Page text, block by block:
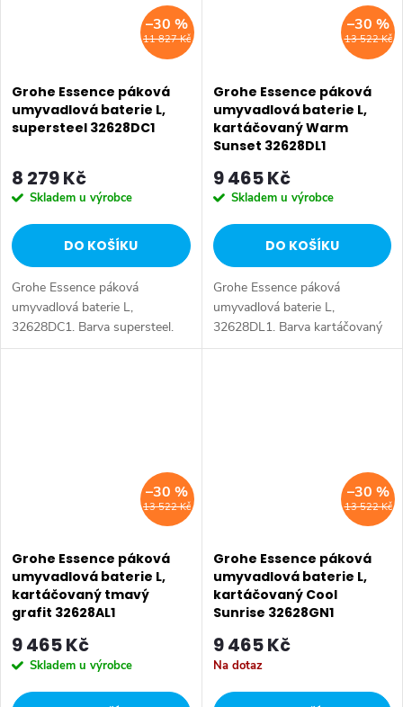
11 827 Kč
–30 %
Grohe Essence páková
umyvadlová baterie L,
supersteel 32628DC1
8 279 Kč
Skladem u výrobce
DO KOŠÍKU
Grohe Essence páková
umyvadlová baterie L,
32628DC1. Barva supersteel.
13 522 Kč
–30 %
Grohe Essence páková
umyvadlová baterie L,
kartáčovaný Warm
Sunset 32628DL1
9 465 Kč
Skladem u výrobce
DO KOŠÍKU
Grohe Essence páková
umyvadlová baterie L,
32628DL1. Barva kartáčovaný
Warm Sunset.
13 522 Kč
–30 %
Grohe Essence páková
umyvadlová baterie L,
kartáčovaný tmavý
grafit 32628AL1
9 465 Kč
Skladem u výrobce
13 522 Kč
–30 %
Grohe Essence páková
umyvadlová baterie L,
kartáčovaný Cool
Sunrise 32628GN1
9 465 Kč
Na dotaz